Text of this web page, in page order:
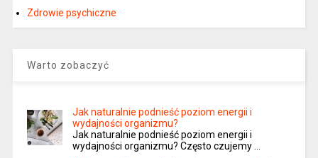
Zdrowie psychiczne
Warto zobaczyć
Jak naturalnie podnieść poziom energii i
wydajności organizmu?
Jak naturalnie podnieść poziom energii i
wydajności organizmu? Często czujemy …